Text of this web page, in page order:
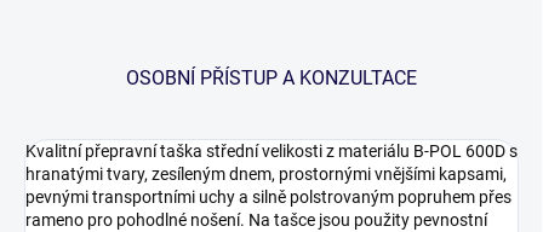
OSOBNÍ PŘÍSTUP A KONZULTACE
Kvalitní přepravní taška střední velikosti z materiálu B-POL 600D s
hranatými tvary, zesíleným dnem, prostornými vnějšími kapsami,
pevnými transportními uchy a silně polstrovaným popruhem přes
rameno pro pohodlné nošení. Na tašce jsou použity pevnostní